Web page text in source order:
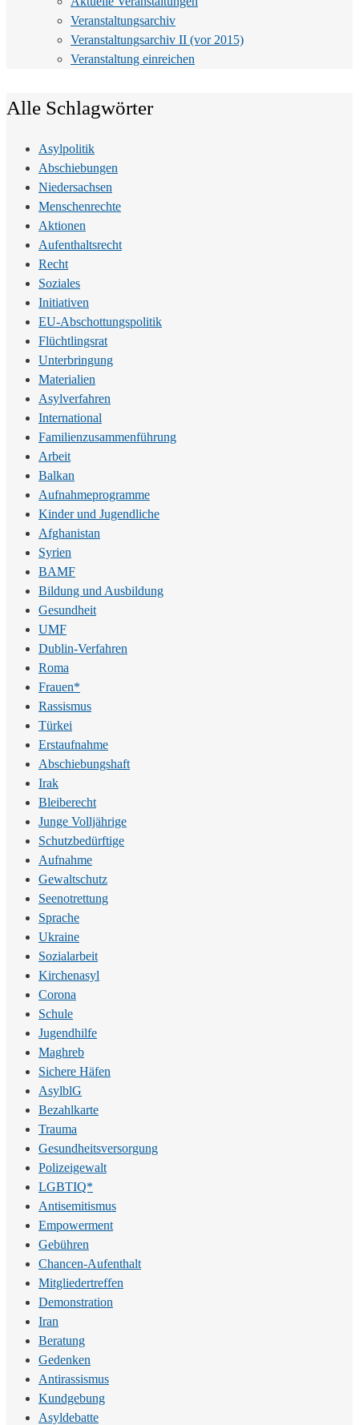
Veranstaltungsarchiv
Veranstaltungsarchiv II (vor 2015)
Veranstaltung einreichen
Alle Schlagwörter
Asylpolitik
Abschiebungen
Niedersachsen
Menschenrechte
Aktionen
Aufenthaltsrecht
Recht
Soziales
Initiativen
EU-Abschottungspolitik
Flüchtlingsrat
Unterbringung
Materialien
Asylverfahren
International
Familienzusammenführung
Arbeit
Balkan
Aufnahmeprogramme
Kinder und Jugendliche
Afghanistan
Syrien
BAMF
Bildung und Ausbildung
Gesundheit
UMF
Dublin-Verfahren
Roma
Frauen*
Rassismus
Türkei
Erstaufnahme
Abschiebungshaft
Irak
Bleiberecht
Junge Volljährige
Schutzbedürftige
Aufnahme
Gewaltschutz
Seenotrettung
Sprache
Ukraine
Sozialarbeit
Kirchenasyl
Corona
Schule
Jugendhilfe
Maghreb
Sichere Häfen
AsylblG
Bezahlkarte
Trauma
Gesundheitsversorgung
Polizeigewalt
LGBTIQ*
Antisemitismus
Empowerment
Gebühren
Chancen-Aufenthalt
Mitgliedertreffen
Demonstration
Iran
Beratung
Gedenken
Antirassismus
Kundgebung
Asyldebatte